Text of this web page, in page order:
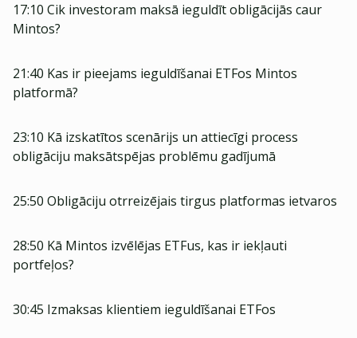
17:10 Cik investoram maksā ieguldīt obligācijās caur
Mintos?
21:40 Kas ir pieejams ieguldīšanai ETFos Mintos
platformā?
23:10 Kā izskatītos scenārijs un attiecīgi process
obligāciju maksātspējas problēmu gadījumā
25:50 Obligāciju otrreizējais tirgus platformas ietvaros
28:50 Kā Mintos izvēlējas ETFus, kas ir iekļauti
portfeļos?
30:45 Izmaksas klientiem ieguldīšanai ETFos